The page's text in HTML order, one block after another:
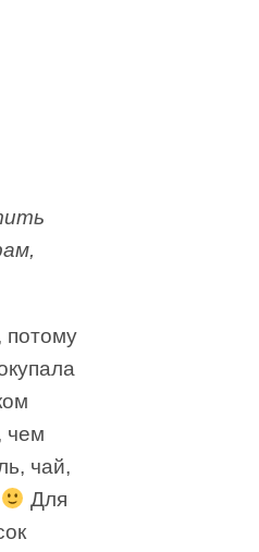
потому
чем
чай,
Для